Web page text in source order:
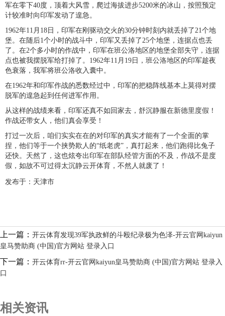
军在零下40度，顶着大风雪，爬过海拔进步5200米的冰山，按照预定
计较准时向印军发动了遑急。
1962年11月18日，印军在刚驱动交火的30分钟时刻内就丢掉了21个地
堡。在随后1个小时的战斗中，印军又丢掉了25个地堡，连据点也丢
了。在2个多小时的作战中，印军在班公洛地区的地堡全部失守，连据
点也被我摆脱军给打掉了。1962年11月19日，班公洛地区的印军趁夜
色衰落，我军将班公洛收入囊中。
在1962年和印军作战的悉数经过中，印军的把稳阵线基本上莫得对摆
脱军的遑急起到任何进军作用。
从这样的战绩来看，印军还真不如回家去，舒沉静服在新德里度假！
作战还带女人，他们真会享受！
打过一次后，咱们实实在在的对印军的真实才能有了一个全面的掌
捏，他们等于一个挟势欺人的“纸老虎”，真打起来，他们跑得比兔子
还快。天然了，这也炫夸出印军在部队经管方面的不及，作战不是度
假，如故不可过得太沉静云开体育，不然人就废了！
发布于：天津市
上一篇： 开云体育发现39军执政鲜的斗殴纪录极为色泽-开云官网kaiyun
皇马赞助商 (中国)官方网站 登录入口
下一篇： 开云体育rr-开云官网kaiyun皇马赞助商 (中国)官方网站 登录入
口
相关资讯